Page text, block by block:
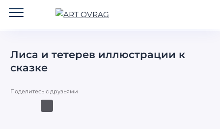
Лиса и тетерев иллюстрации к
сказке
Поделитесь с друзьями